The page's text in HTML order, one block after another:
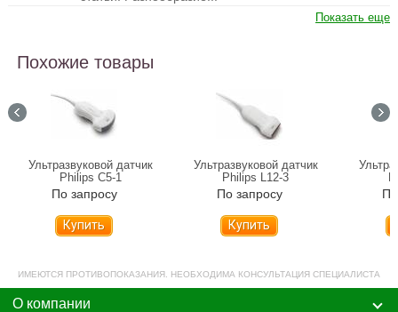
Показать еще
Похожие товары
Ультразвуковой датчик
Philips С5-1
По запросу
Купить
Ультразвуковой датчик
Philips L12-3
По запросу
Купить
ИМЕЮТСЯ ПРОТИВОПОКАЗАНИЯ. НЕОБХОДИМА КОНСУЛЬТАЦИЯ СПЕЦИАЛИСТА
О компании